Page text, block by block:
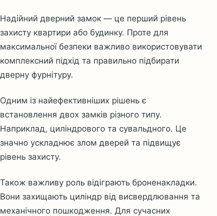
Надійний дверний замок — це перший рівень
захисту квартири або будинку. Проте для
максимальної безпеки важливо використовувати
комплексний підхід та правильно підбирати
дверну фурнітуру.
Одним із найефективніших рішень є
встановлення двох замків різного типу.
Наприклад, циліндрового та сувальдного. Це
значно ускладнює злом дверей та підвищує
рівень захисту.
Також важливу роль відіграють броненакладки.
Вони захищають циліндр від висвердлювання та
механічного пошкодження. Для сучасних